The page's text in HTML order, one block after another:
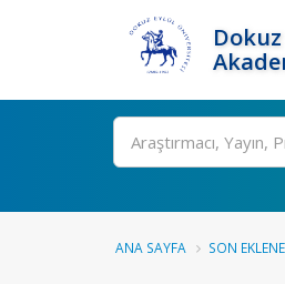
Ara
ANA SAYFA SON